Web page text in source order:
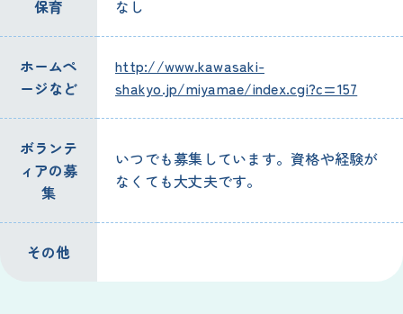
保育 なし
ホームペ
ージなど
http://www.kawasaki-
shakyo.jp/miyamae/index.cgi?c=157
ボランテ
ィアの募
集
いつでも募集しています。資格や経験が
なくても大丈夫です。
その他